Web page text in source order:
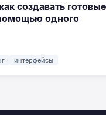
создавать готовые
одного
интерфейсы